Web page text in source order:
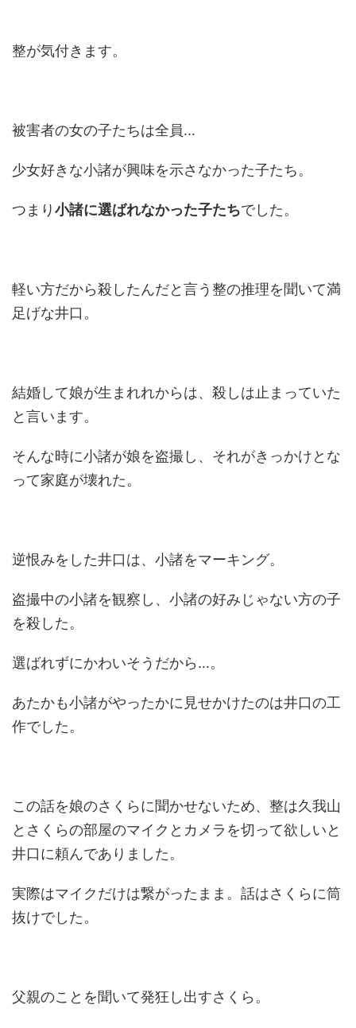
整が気付きます。
被害者の女の子たちは全員…
少女好きな小諸が興味を示さなかった子たち。
つまり小諸に選ばれなかった子たちでした。
軽い方だから殺したんだと言う整の推理を聞いて満
足げな井口。
結婚して娘が生まれれからは、殺しは止まっていた
と言います。
そんな時に小諸が娘を盗撮し、それがきっかけとな
って家庭が壊れた。
逆恨みをした井口は、小諸をマーキング。
盗撮中の小諸を観察し、小諸の好みじゃない方の子
を殺した。
選ばれずにかわいそうだから…。
あたかも小諸がやったかに見せかけたのは井口の工
作でした。
この話を娘のさくらに聞かせないため、整は久我山
とさくらの部屋のマイクとカメラを切って欲しいと
井口に頼んでありました。
実際はマイクだけは繋がったまま。話はさくらに筒
抜けでした。
父親のことを聞いて発狂し出すさくら。